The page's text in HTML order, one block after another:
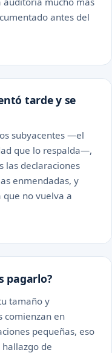
antes del
tarde y se
subyacentes —el
que lo respalda—,
las declaraciones
enmendadas, y
no vuelva a
pagarlo?
tamaño y
comienzan en
pequeñas, eso
de